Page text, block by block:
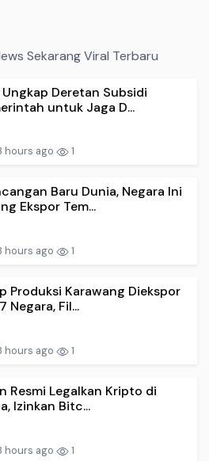
Sekarang Viral Terbaru
Ungkap Deretan Subsidi
untuk Jaga D...
hours ago 1
Baru Dunia, Negara Ini
Ekspor Tem...
hours ago 1
Produksi Karawang Diekspor
Negara, Fil...
hours ago 1
Resmi Legalkan Kripto di
Izinkan Bitc...
hours ago 1